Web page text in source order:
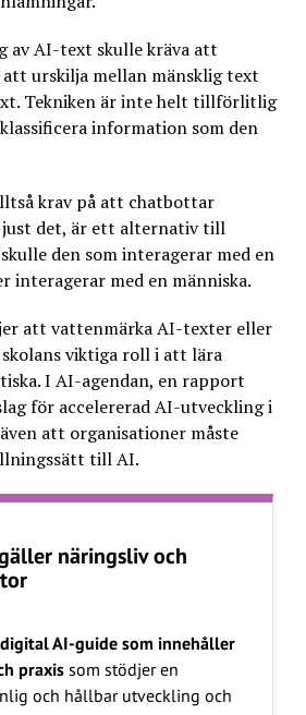
av AI-text skulle kräva att
urskilja mellan mänsklig text
Tekniken är inte helt tillförlitlig
information som den
krav på att chatbottar
just det, är ett alternativ till
den som interagerar med en
interagerar med en människa.
att vattenmärka AI-texter eller
skolans viktiga roll i att lära
I AI-agendan, en rapport
för accelererad AI-utveckling i
att organisationer måste
till AI.
näringsliv och
AI-guide som innehåller
praxis som stödjer en
och hållbar utveckling och